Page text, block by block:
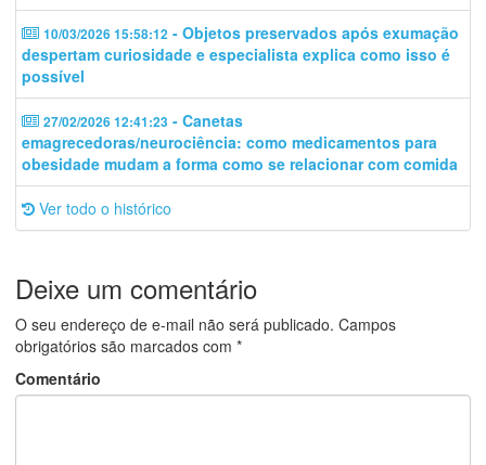
10/03/2026 15:58:12 - Objetos preservados após exumação
despertam curiosidade e especialista explica como isso é
possível
27/02/2026 12:41:23 - Canetas
emagrecedoras/neurociência: como medicamentos para
obesidade mudam a forma como se relacionar com comida
Ver todo o histórico
Deixe um comentário
O seu endereço de e-mail não será publicado. Campos
obrigatórios são marcados com *
Comentário